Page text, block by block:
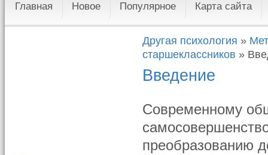
Главная Новое Популярное Карта сайта
Другая психология »
старшеклассников »
Введение
Современному
преобразованию